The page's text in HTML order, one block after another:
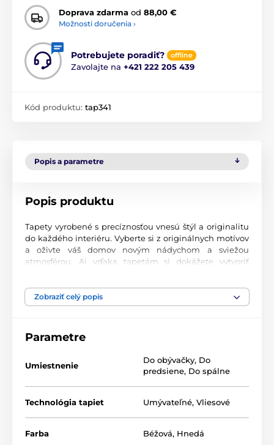
Doprava zdarma od 88,00 €
Možnosti doručenia ›
Potrebujete poradiť? offline
Zavolajte na +421 222 205 439
Kód produktu: tap341
Popis a parametre
Popis produktu
Tapety vyrobené s precíznosťou vnesú štýl a originalitu
do každého interiéru. Vyberte si z originálnych motívov
a oživte váš domov novým nádychom a sviežou
atmosférou. Aj vďaka tapetám si dokážete vytvoriť
Najvyššia kvalita tlače
miestnosti. Tlačia sa na kvalitný vlies s jemným
technológii sa vyznačujú výbornou odolnosťou a
Dostupné rozmery a typy tapiet (v cm – šírka x
výška)
Zobraziť celý popis
Parametre
Umiestnenie
Do obývačky, Do
predsiene, Do spálne
Technológia tapiet Umývateľné, Vliesové
Farba Béžová, Hnedá